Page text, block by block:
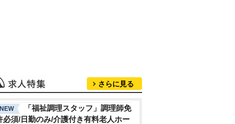
さらに見る
NEW
「福祉調理スタッフ」調理師免
必須/日勤のみ/介護付き有料老人ホー